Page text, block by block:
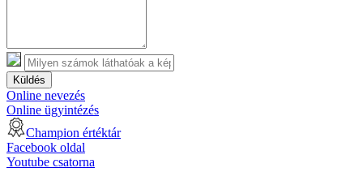
Küldés
Online nevezés
Online ügyintézés
Champion értéktár
Facebook oldal
Youtube csatorna